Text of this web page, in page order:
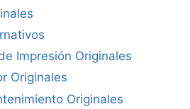
Impresión Originales
Originales
Originales